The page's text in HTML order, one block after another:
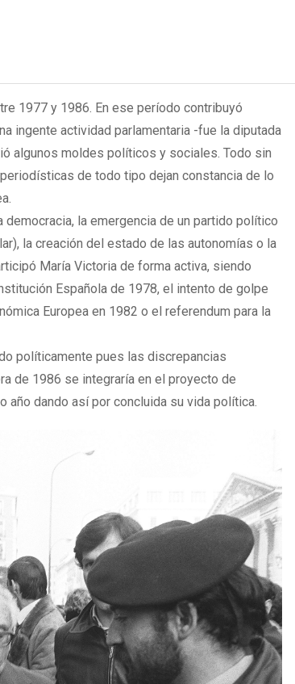
1977 y 1986. En ese período contribuyó
ingente actividad parlamentaria -fue la diputada
algunos moldes políticos y sociales. Todo sin
de todo tipo dejan constancia de lo
la emergencia de un partido político
la creación del estado de las autonomías o la
María Victoria de forma activa, siendo
Española de 1978, el intento de golpe
Europea en 1982 o el referendum para la
políticamente pues las discrepancias
de 1986 se integraría en el proyecto de
año dando así por concluida su vida política.